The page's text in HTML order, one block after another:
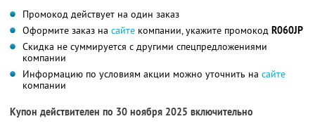
Промокод действует на один заказ
Оформите заказ на сайте компании, укажите промокод R060JP
Скидка не суммируется с другими спецпредложениями
компании
Информацию по условиям акции можно уточнить на сайте
компании
Купон действителен по 30 ноября 2025 включительно